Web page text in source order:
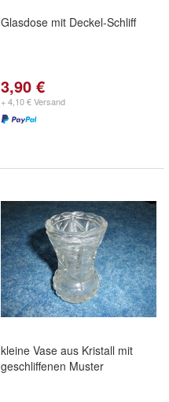
Glasdose mit Deckel-Schliff
3,90 €
+ 4,10 € Versand
kleine Vase aus Kristall mit
geschliffenen Muster